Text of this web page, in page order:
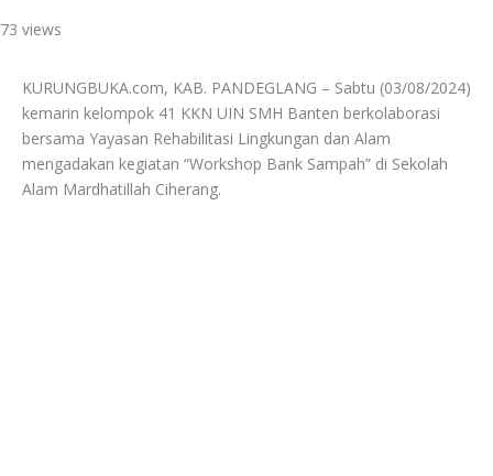
73 views
KURUNGBUKA.com, KAB. PANDEGLANG – Sabtu (03/08/2024)
kemarin kelompok 41 KKN UIN SMH Banten berkolaborasi
bersama Yayasan Rehabilitasi Lingkungan dan Alam
mengadakan kegiatan “Workshop Bank Sampah” di Sekolah
Alam Mardhatillah Ciherang.